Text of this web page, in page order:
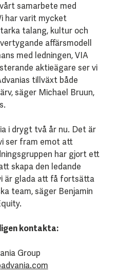
samarbete med
har varit mycket
talang, kultur och
affärsmodell
med ledningen, VIA
aktieägare ser vi
tillväxt både
säger Michael Bruun,
i drygt två år nu. Det är
ser fram emot att
har gjort ett
skapa den ledande
är glada att få fortsätta
team, säger Benjamin
kontakta:
Group